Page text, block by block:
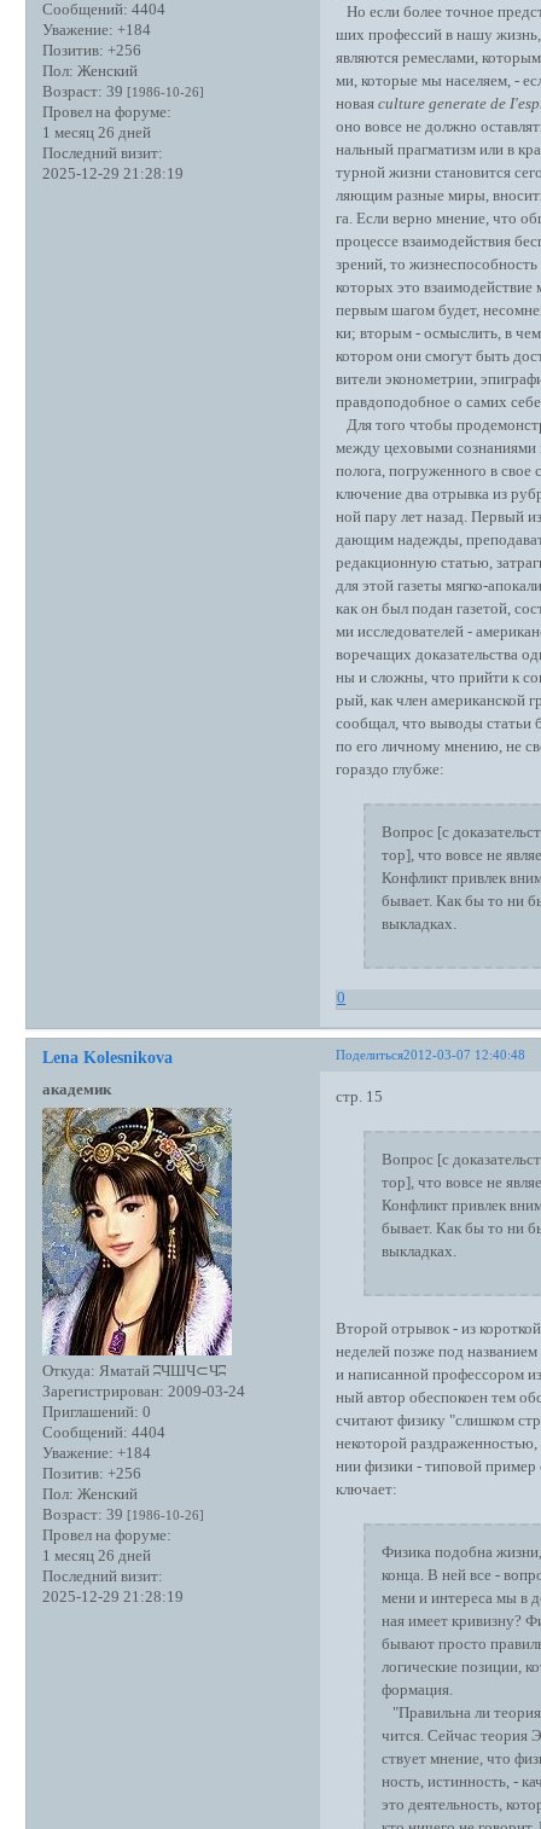
Сообщений: 4404
Уважение: +184
Позитив: +256
Пол: Женский
Возраст: 39 [1986-10-26]
Провел на форуме:
1 месяц 26 дней
Последний визит:
2025-12-29 21:28:19
Но если более точное
ших профессий в нашу жизнь,
являются ремеслами,
ми, которые мы населяем, -
новаяculture generate de
оно вовсе не должно
нальный прагматизм или в
турной жизни становится
ляющим разные миры,
га. Если верно мнение, что
процессе взаимодействия
зрений, то жизнеспособность
которых это
первым шагом будет,
ки; вторым - осмыслить, в
котором они смогут быть
вители эконометрии,
правдоподобное о самих
Для того чтобы
между цеховыми сознаниями
полога, погруженного в свое
ключение два отрывка из
ной пару лет назад. Первый
дающим надежды,
редакционную статью,
для этой газеты мягко-
как он был подан газетой,
ми исследователей -
воречащих доказательства
ны и сложны, что прийти к
рый, как член американской
сообщал, что выводы статьи
по его личному мнению, не
гораздо глубже:
Вопрос [с
тор], что вовсе не
Конфликт привлек
бывает. Как бы то ни
выкладках.
0
Поделиться2012-03-07 12:40:48
Lena Kolesnikova
академик
Откуда: Яматай ʭЧШЧ⊂Чʭ
Зарегистрирован: 2009-03-24
Приглашений: 0
Сообщений: 4404
Уважение: +184
Позитив: +256
Пол: Женский
Возраст: 39 [1986-10-26]
Провел на форуме:
1 месяц 26 дней
Последний визит:
2025-12-29 21:28:19
стр. 15
Вопрос [с
тор], что вовсе не
Конфликт привлек
бывает. Как бы то ни
выкладках.
Второй отрывок - из
неделей позже под
и написанной профессором
ный автор обеспокоен тем
считают физику "слишком
некоторой
нии физики - типовой
ключает:
Физика подобна
конца. В ней все -
мени и интереса мы в
ная имеет кривизну?
бывают просто
логические позиции,
формация.
"Правильна ли
чится. Сейчас теория
ствует мнение, что
ность, истинность, -
это деятельность,